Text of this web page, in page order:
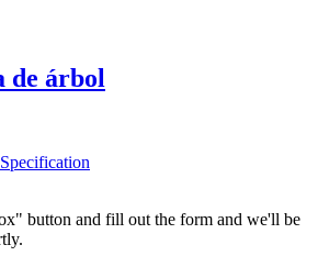
de árbol
button and fill out the form and we'll be